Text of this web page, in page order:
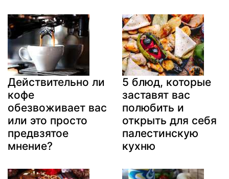
Действительно ли
кофе
обезвоживает вас
или это просто
предвзятое
мнение?
5 блюд, которые
заставят вас
полюбить и
открыть для себя
палестинскую
кухню